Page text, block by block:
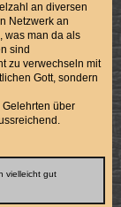
an diversen
Netzwerk an
was man da als
sind
zu verwechseln mit
Gott, sondern
über
vielleicht gut